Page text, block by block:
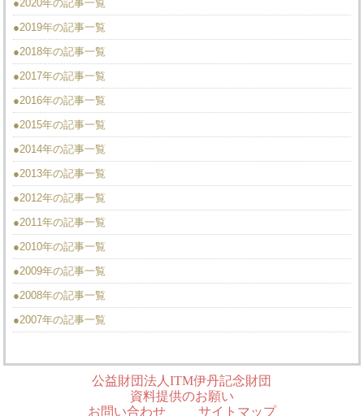
●2020年の記事一覧
●2019年の記事一覧
●2018年の記事一覧
●2017年の記事一覧
●2016年の記事一覧
●2015年の記事一覧
●2014年の記事一覧
●2013年の記事一覧
●2012年の記事一覧
●2011年の記事一覧
●2010年の記事一覧
●2009年の記事一覧
●2008年の記事一覧
●2007年の記事一覧
公益財団法人ITM伊丹記念財団
資料提供のお願い
お問い合わせ
サイトマップ